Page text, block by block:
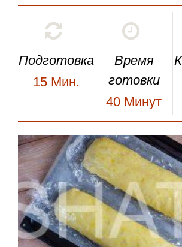
Подготовка
15 Мин.
Время
готовки
40 Минут